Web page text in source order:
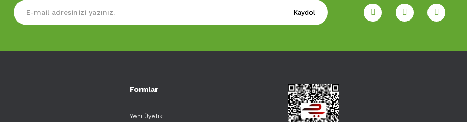
Kaydol
Formlar
Yeni Üyelik